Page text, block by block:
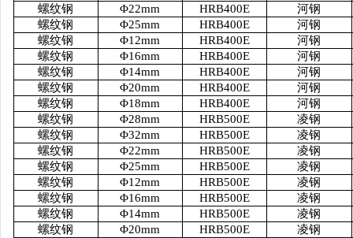
螺纹钢
Φ22mm HRB400E
河钢
螺纹钢
Φ25mm HRB400E
河钢
螺纹钢
Φ12mm HRB400E
河钢
螺纹钢
Φ16mm HRB400E
河钢
螺纹钢
Φ14mm HRB400E
河钢
螺纹钢
Φ20mm HRB400E
河钢
螺纹钢
Φ18mm HRB400E
河钢
螺纹钢
Φ28mm HRB500E
凌钢
螺纹钢
Φ32mm HRB500E
凌钢
螺纹钢
Φ22mm HRB500E
凌钢
螺纹钢
Φ25mm HRB500E
凌钢
螺纹钢
Φ12mm HRB500E
凌钢
螺纹钢
Φ16mm HRB500E
凌钢
螺纹钢
Φ14mm HRB500E
凌钢
螺纹钢
Φ20mm HRB500E
凌钢